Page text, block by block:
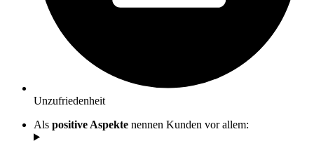
Unzufriedenheit
Als positive Aspekte nennen Kunden vor allem: